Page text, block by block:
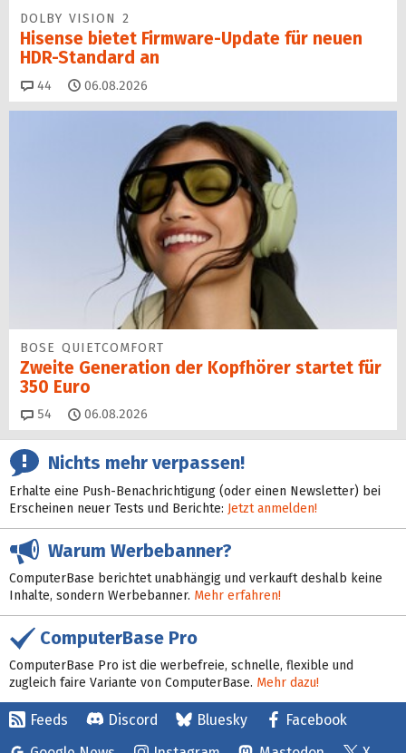
DOLBY VISION 2
Hisense bietet Firmware-Update für neuen
HDR-Standard an
44 Kommentare
06.08.2026
BOSE QUIETCOMFORT
Zweite Generation der Kopfhörer startet für
350 Euro
54 Kommentare
06.08.2026
Nichts mehr verpassen!
Erhalte eine Push-Benachrichtigung (oder einen Newsletter) bei
Erscheinen neuer Tests und Berichte: Jetzt anmelden!
Warum Werbebanner?
ComputerBase berichtet unabhängig und verkauft deshalb keine
Inhalte, sondern Werbebanner. Mehr erfahren!
ComputerBase Pro
ComputerBase Pro ist die werbefreie, schnelle, flexible und
zugleich faire Variante von ComputerBase. Mehr dazu!
Feeds Discord Bluesky
Facebook